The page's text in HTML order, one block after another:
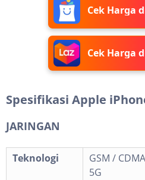
Cek Harga
Cek Harga
Spesifikasi Apple
JARINGAN
Teknologi
GSM /
5G